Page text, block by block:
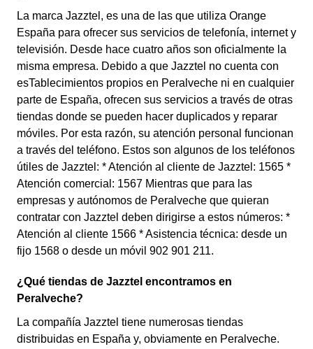
La marca Jazztel, es una de las que utiliza Orange
España para ofrecer sus servicios de telefonía, internet y
televisión. Desde hace cuatro años son oficialmente la
misma empresa. Debido a que Jazztel no cuenta con
esTablecimientos propios en Peralveche ni en cualquier
parte de España, ofrecen sus servicios a través de otras
tiendas donde se pueden hacer duplicados y reparar
móviles. Por esta razón, su atención personal funcionan
a través del teléfono. Estos son algunos de los teléfonos
útiles de Jazztel: * Atención al cliente de Jazztel: 1565 *
Atención comercial: 1567 Mientras que para las
empresas y autónomos de Peralveche que quieran
contratar con Jazztel deben dirigirse a estos números: *
Atención al cliente 1566 * Asistencia técnica: desde un
fijo 1568 o desde un móvil 902 901 211.
¿Qué tiendas de Jazztel encontramos en
Peralveche?
La compañía Jazztel tiene numerosas tiendas
distribuidas en España y, obviamente en Peralveche.